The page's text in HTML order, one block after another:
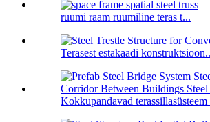
ruumi raam ruumiline teras t...
Terasest estakaadi
Kokkupandavad terassillasüsteem